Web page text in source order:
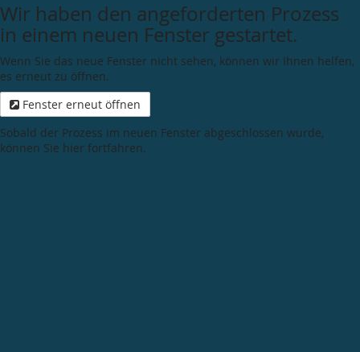
Wir haben den angeforderten Prozess
in einem neuen Fenster gestartet.
Wenn Sie das neue Fenster nicht sehen, können wir Ihnen helfen,
es erneut zu öffnen.
Fenster erneut öffnen
Sobald der Prozess im neuen Fenster abgeschlossen wurde,
können Sie hier fortfahren.